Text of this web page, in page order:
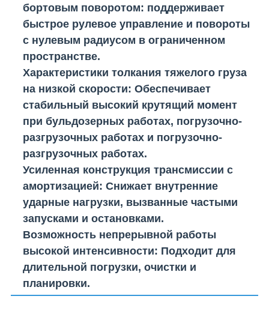
бортовым поворотом: поддерживает
быстрое рулевое управление и повороты
с нулевым радиусом в ограниченном
пространстве.
Характеристики толкания тяжелого груза
на низкой скорости: Обеспечивает
стабильный высокий крутящий момент
при бульдозерных работах, погрузочно-
разгрузочных работах и ​​погрузочно-
разгрузочных работах.
Усиленная конструкция трансмиссии с
амортизацией: Снижает внутренние
ударные нагрузки, вызванные частыми
запусками и остановками.
Возможность непрерывной работы
высокой интенсивности: Подходит для
длительной погрузки, очистки и
планировки.